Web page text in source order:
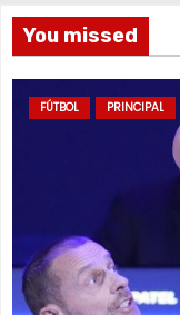
You missed
FÚTBOL PRINCIPAL